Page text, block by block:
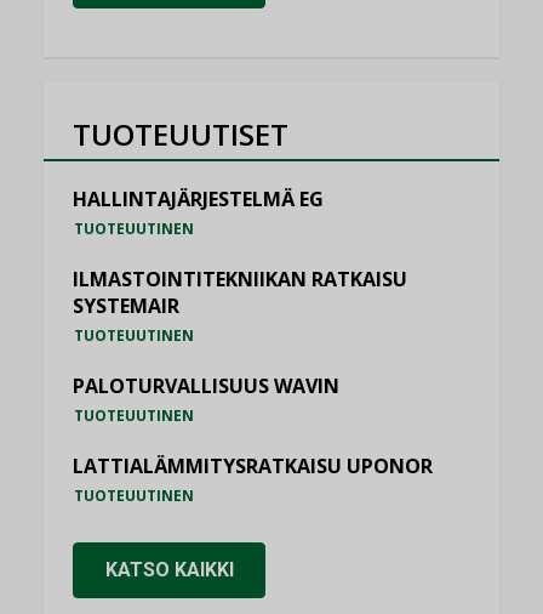
TUOTEUUTISET
HALLINTAJÄRJESTELMÄ EG
TUOTEUUTINEN
ILMASTOINTITEKNIIKAN RATKAISU
SYSTEMAIR
TUOTEUUTINEN
PALOTURVALLISUUS WAVIN
TUOTEUUTINEN
LATTIALÄMMITYSRATKAISU UPONOR
TUOTEUUTINEN
KATSO KAIKKI